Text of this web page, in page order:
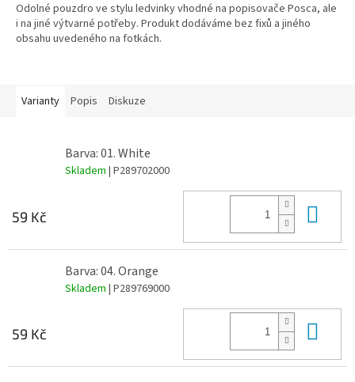
Odolné pouzdro ve stylu ledvinky vhodné na popisovače Posca, ale
i na jiné výtvarné potřeby. Produkt dodáváme bez fixů a jiného
obsahu uvedeného na fotkách.
Varianty Popis Diskuze
Barva: 01. White
Skladem | P289702000
59 Kč
Barva: 04. Orange
Skladem | P289769000
59 Kč